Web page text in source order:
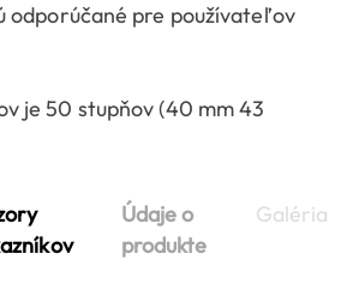
odporúčané pre používateľov
je 50 stupňov (40 mm 43
Údaje o
produkte
Galéria